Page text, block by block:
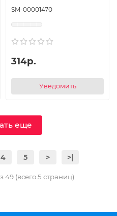
SM-00001470
314р.
Уведомить
еще
4 5 > >|
49 (всего 5 страниц)